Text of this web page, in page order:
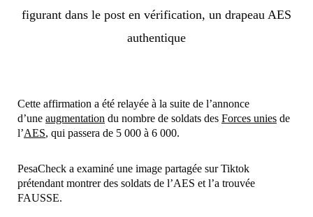
figurant dans le post en vérification, un drapeau AES
authentique
Cette affirmation a été relayée à la suite de l’annonce
d’une augmentation du nombre de soldats des Forces unies de
l’AES, qui passera de 5 000 à 6 000.
PesaCheck a examiné une image partagée sur Tiktok
prétendant montrer des soldats de l’AES et l’a trouvée
FAUSSE.